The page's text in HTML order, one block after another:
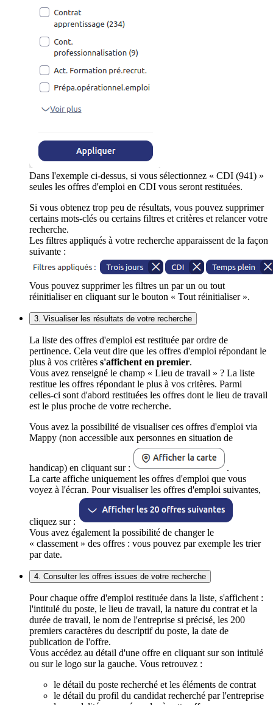
Dans l'exemple ci-dessus, si vous sélectionnez « CDI (941) »
seules les offres d'emploi en CDI vous seront restituées.
Si vous obtenez trop peu de résultats, vous pouvez supprimer
certains mots-clés ou certains filtres et critères et relancer votre
recherche.
Les filtres appliqués à votre recherche apparaissent de la façon
suivante :
Vous pouvez supprimer les filtres un par un ou tout
réinitialiser en cliquant sur le bouton « Tout réinitialiser ».
3. Visualiser les résultats de votre recherche
La liste des offres d'emploi est restituée par ordre de
pertinence. Cela veut dire que les offres d'emploi répondant le
plus à vos critères s'affichent en premier.
Vous avez renseigné le champ « Lieu de travail » ? La liste
restitue les offres répondant le plus à vos critères. Parmi
celles-ci sont d'abord restituées les offres dont le lieu de travail
est le plus proche de votre recherche.
Vous avez la possibilité de visualiser ces offres d'emploi via
Mappy (non accessible aux personnes en situation de
handicap) en cliquant sur :
.
La carte affiche uniquement les offres d'emploi que vous
voyez à l'écran. Pour visualiser les offres d'emploi suivantes,
cliquez sur :
Vous avez également la possibilité de changer le
« classement » des offres : vous pouvez par exemple les trier
par date.
4. Consulter les offres issues de votre recherche
Pour chaque offre d'emploi restituée dans la liste, s'affichent :
l'intitulé du poste, le lieu de travail, la nature du contrat et la
durée de travail, le nom de l'entreprise si précisé, les 200
premiers caractères du descriptif du poste, la date de
publication de l'offre.
Vous accédez au détail d'une offre en cliquant sur son intitulé
ou sur le logo sur la gauche. Vous retrouvez :
le détail du poste recherché et les éléments de contrat
le détail du profil du candidat recherché par l'entreprise